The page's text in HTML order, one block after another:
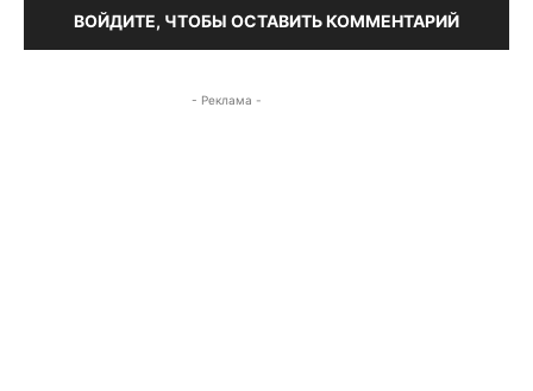
ВОЙДИТЕ, ЧТОБЫ ОСТАВИТЬ КОММЕНТАРИЙ
- Реклама -